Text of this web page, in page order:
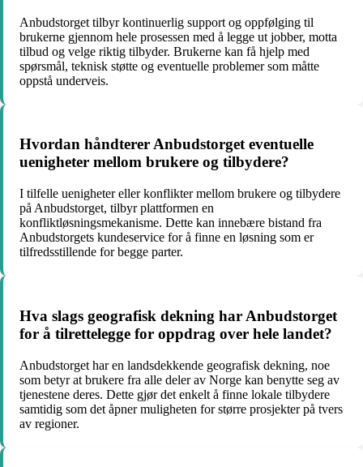
Anbudstorget tilbyr kontinuerlig support og oppfølging til
brukerne gjennom hele prosessen med å legge ut jobber, motta
tilbud og velge riktig tilbyder. Brukerne kan få hjelp med
spørsmål, teknisk støtte og eventuelle problemer som måtte
oppstå underveis.
Hvordan håndterer Anbudstorget eventuelle
uenigheter mellom brukere og tilbydere?
I tilfelle uenigheter eller konflikter mellom brukere og tilbydere
på Anbudstorget, tilbyr plattformen en
konfliktløsningsmekanisme. Dette kan innebære bistand fra
Anbudstorgets kundeservice for å finne en løsning som er
tilfredsstillende for begge parter.
Hva slags geografisk dekning har Anbudstorget
for å tilrettelegge for oppdrag over hele landet?
Anbudstorget har en landsdekkende geografisk dekning, noe
som betyr at brukere fra alle deler av Norge kan benytte seg av
tjenestene deres. Dette gjør det enkelt å finne lokale tilbydere
samtidig som det åpner muligheten for større prosjekter på tvers
av regioner.